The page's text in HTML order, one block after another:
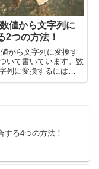
値から文字列に
2つの方法！
から文字列に変換す
いて書いています。数
列に変換するには
うか、文字列に埋め込
する4つの方法！